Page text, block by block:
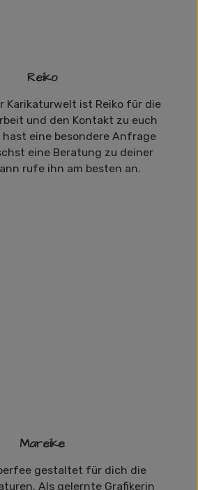
Reiko
Karikaturwelt ist Reiko für die
und den Kontakt zu euch
hast eine besondere Anfrage
eine Beratung zu deiner
rufe ihn am besten an.
Mareike
gestaltet für dich die
Als gelernte Grafikerin